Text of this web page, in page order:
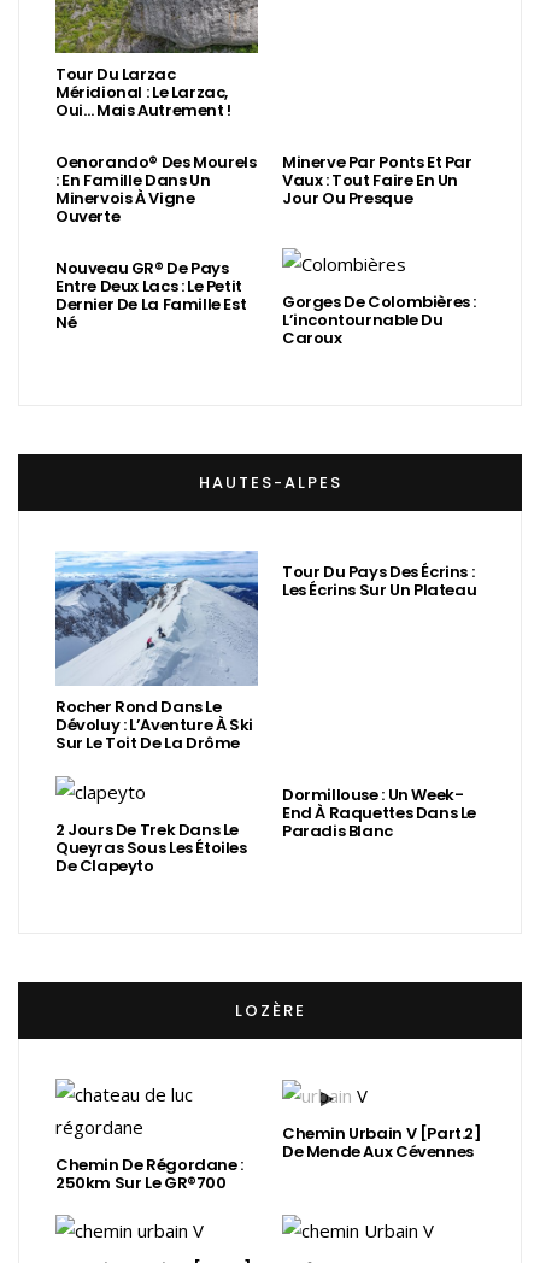
Tour Du Larzac
Méridional : Le Larzac,
Oui… Mais Autrement !
Oenorando® Des Mourels
: En Famille Dans Un
Minervois À Vigne
Ouverte
Minerve Par Ponts Et Par
Vaux : Tout Faire En Un
Jour Ou Presque
Nouveau GR® De Pays
Entre Deux Lacs : Le Petit
Dernier De La Famille Est
Né
Gorges De Colombières :
L’incontournable Du
Caroux
HAUTES-ALPES
Rocher Rond Dans Le
Dévoluy : L’Aventure À Ski
Sur Le Toit De La Drôme
Tour Du Pays Des Écrins :
Les Écrins Sur Un Plateau
2 Jours De Trek Dans Le
Queyras Sous Les Étoiles
De Clapeyto
Dormillouse : Un Week-
End À Raquettes Dans Le
Paradis Blanc
LOZÈRE
Chemin De Régordane :
250km Sur Le GR®700
Chemin Urbain V [Part.2]
De Mende Aux Cévennes